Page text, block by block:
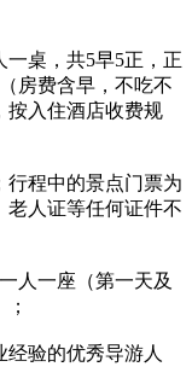
桌，共5早5正，正
房费含早，不吃不
按入住酒店收费规
行程中的景点门票为
老人证等任何证件不
人一座（第一天及
验的优秀导游人